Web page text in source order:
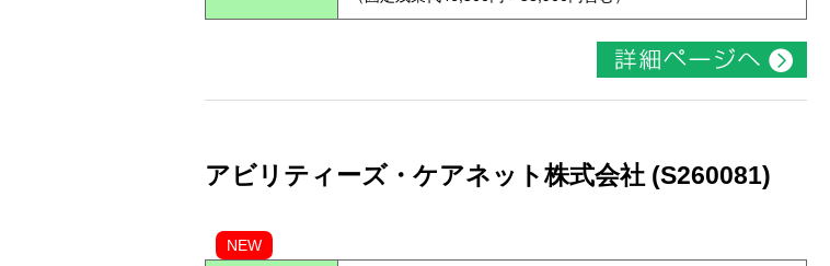
アビリティーズ・ケアネット株式会社 (S260081)
NEW